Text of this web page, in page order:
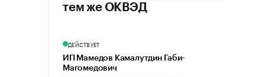
тем же ОКВЭД
ДЕЙСТВУЕТ
ИП Мамедов Камалутдин Габи-
Магомедович